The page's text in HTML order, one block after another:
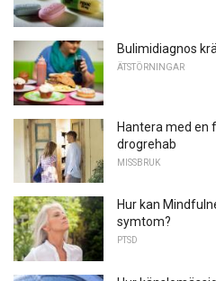
Bulimidiagnos
ÄTSTÖRNINGAR
Hantera med en
drogrehab
MISSBRUK
Hur kan
symtom?
PTSD